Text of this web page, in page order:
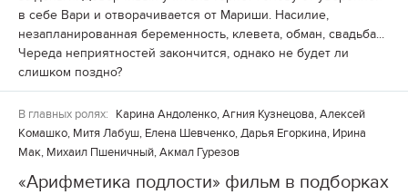
в себе Вари и отворачивается от Мариши. Насилие,
незапланированная беременность, клевета, обман, свадьба...
Череда неприятностей закончится, однако не будет ли
слишком поздно?
В главных ролях:
Карина Андоленко, Агния Кузнецова, Алексей
Комашко, Митя Лабуш, Елена Шевченко, Дарья Егоркина, Ирина
Мак, Михаил Пшеничный, Акмал Гурезов
«Арифметика подлости» фильм в подборках